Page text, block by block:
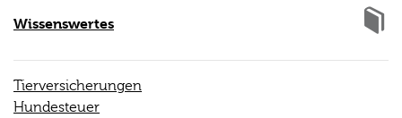
Wissenswertes
Tierversicherungen
Hundesteuer